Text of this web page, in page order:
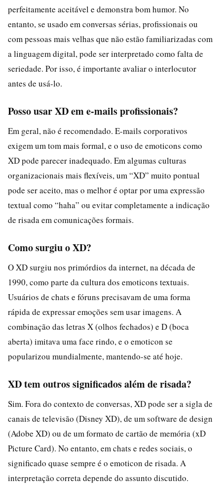
perfeitamente aceitável e demonstra bom humor. No
entanto, se usado em conversas sérias, profissionais ou
com pessoas mais velhas que não estão familiarizadas com
a linguagem digital, pode ser interpretado como falta de
seriedade. Por isso, é importante avaliar o interlocutor
antes de usá-lo.
Posso usar XD em e-mails profissionais?
Em geral, não é recomendado. E-mails corporativos
exigem um tom mais formal, e o uso de emoticons como
XD pode parecer inadequado. Em algumas culturas
organizacionais mais flexíveis, um “XD” muito pontual
pode ser aceito, mas o melhor é optar por uma expressão
textual como “haha” ou evitar completamente a indicação
de risada em comunicações formais.
Como surgiu o XD?
O XD surgiu nos primórdios da internet, na década de
1990, como parte da cultura dos emoticons textuais.
Usuários de chats e fóruns precisavam de uma forma
rápida de expressar emoções sem usar imagens. A
combinação das letras X (olhos fechados) e D (boca
aberta) imitava uma face rindo, e o emoticon se
popularizou mundialmente, mantendo-se até hoje.
XD tem outros significados além de risada?
Sim. Fora do contexto de conversas, XD pode ser a sigla de
canais de televisão (Disney XD), de um software de design
(Adobe XD) ou de um formato de cartão de memória (xD
Picture Card). No entanto, em chats e redes sociais, o
significado quase sempre é o emoticon de risada. A
interpretação correta depende do assunto discutido.